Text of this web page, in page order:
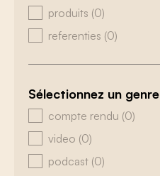
produits (0)
referenties (0)
Sélectionnez un genre
zoeken - genre
compte rendu (0)
video (0)
podcast (0)